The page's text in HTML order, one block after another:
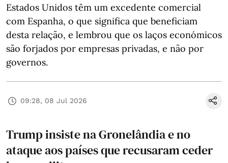
Estados Unidos têm um excedente comercial
com Espanha, o que significa que beneficiam
desta relação, e lembrou que os laços económicos
são forjados por empresas privadas, e não por
governos.
09:28, 08 Jul 2026
Trump insiste na Gronelândia e no
ataque aos países que recusaram ceder